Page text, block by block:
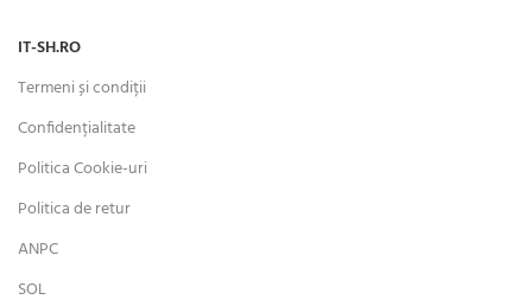
IT-SH.RO
Termeni și condiții
Confidențialitate
Politica Cookie-uri
Politica de retur
ANPC
SOL